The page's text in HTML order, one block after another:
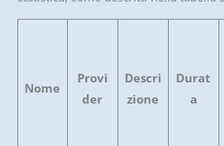
Nome
Provi
der
Descri
zione
Durat
a